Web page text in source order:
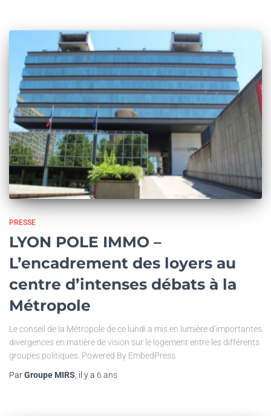
PRESSE
LYON POLE IMMO –
L’encadrement des loyers au
centre d’intenses débats à la
Métropole
Le conseil de la Métropole de ce lundi a mis en lumière d’importantes
divergences en matière de vision sur le logement entre les différents
groupes politiques. Powered By EmbedPress
ParGroupe MIRS , il y a 6 ans